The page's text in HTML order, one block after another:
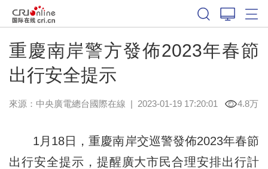
重慶南岸警方發佈2023年春節
出行安全提示
來源：中央廣電總台國際在線 | 2023-01-19 17:20:01 4.8万
1月18日，重慶南岸交巡警發佈2023年春節
出行安全提示，提醒廣大市民合理安排出行計